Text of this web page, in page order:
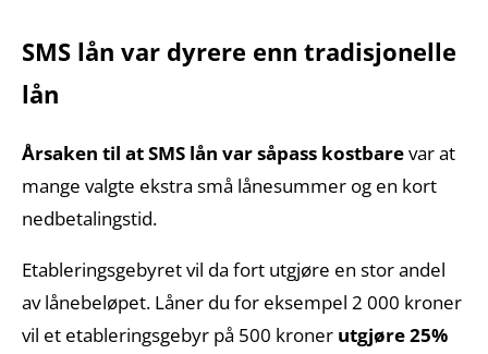
SMS lån var dyrere enn tradisjonelle
lån
Årsaken til at SMS lån var såpass kostbarevar at
mange valgte ekstra små lånesummer og en kort
nedbetalingstid.
Etableringsgebyret vil da fort utgjøre en stor andel
av lånebeløpet. Låner du for eksempel 2 000 kroner
vil et etableringsgebyr på 500 kroner utgjøre 25%